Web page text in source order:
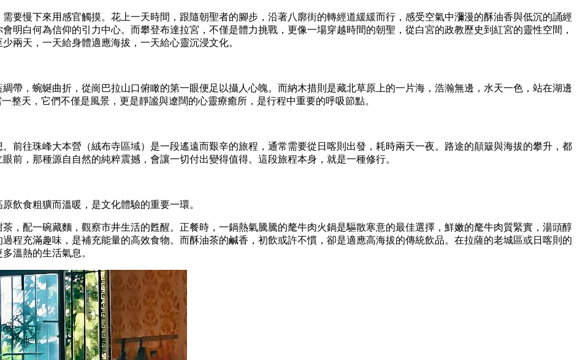
要慢下來用感官觸摸。花上一天時間，跟隨朝聖者的腳步，沿著八廓街的轉經道緩緩而行，感受空氣中瀰漫的酥油香與低沉的誦經
明白何為信仰的引力中心。而攀登布達拉宮，不僅是體力挑戰，更像一場穿越時間的朝聖，從白宮的政教歷史到紅宮的靈性空間，
兩天，一天給身體適應海拔，一天給心靈沉浸文化。
帶，蜿蜒曲折，從崗巴拉山口俯瞰的第一眼便足以攝人心魄。而納木措則是藏北草原上的一片海，浩瀚無邊，水天一色，站在湖邊
整天，它們不僅是風景，更是靜謐與遼闊的心靈療癒所，是行程中重要的呼吸節點。
前往珠峰大本營（絨布寺區域）是一段遙遠而艱辛的旅程，通常需要從日喀則出發，耗時兩天一夜。路途的顛簸與海拔的攀升，都
，那種源自自然的純粹震撼，會讓一切付出變得值得。這段旅程本身，就是一種修行。
飲食粗獷而溫暖，是文化體驗的重要一環。
，配一碗藏麵，觀察市井生活的甦醒。正餐時，一鍋熱氣騰騰的氂牛肉火鍋是驅散寒意的最佳選擇，鮮嫩的氂牛肉質緊實，湯頭醇
程充滿趣味，是補充能量的高效食物。而酥油茶的鹹香，初飲或許不慣，卻是適應高海拔的傳統飲品。在拉薩的老城區或日喀則的
溫熱的生活氣息。